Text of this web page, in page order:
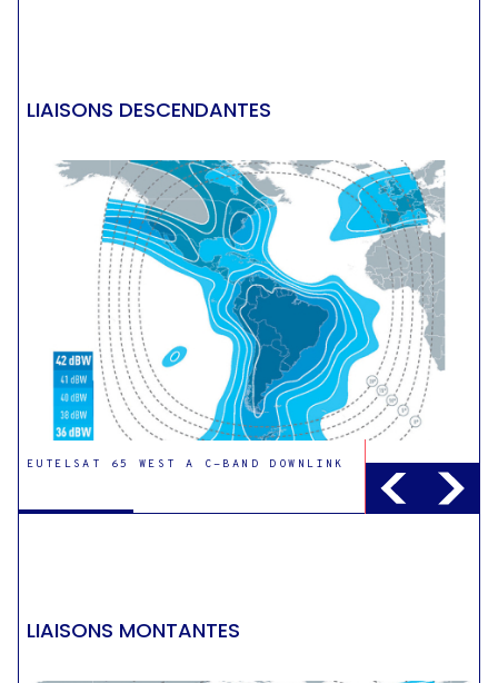
LIAISONS DESCENDANTES
EUTELSAT 65 WEST A C-BAND DOWNLINK
LIAISONS MONTANTES